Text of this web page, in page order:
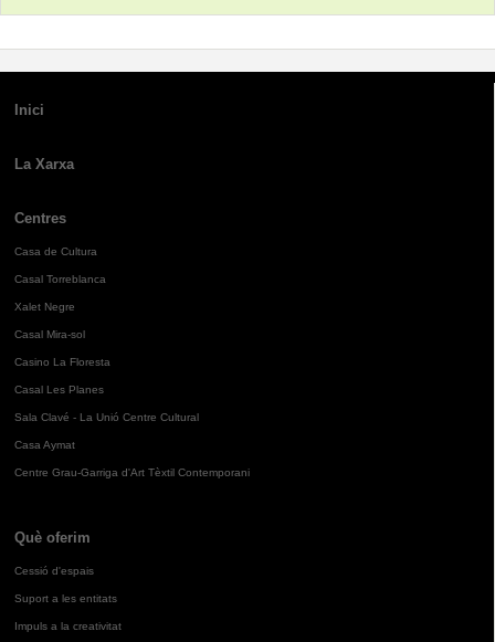
Inici
La Xarxa
Centres
Casa de Cultura
Casal Torreblanca
Xalet Negre
Casal Mira-sol
Casino La Floresta
Casal Les Planes
Sala Clavé - La Unió Centre Cultural
Casa Aymat
Centre Grau-Garriga d'Art Tèxtil Contemporani
Què oferim
Cessió d'espais
Suport a les entitats
Impuls a la creativitat